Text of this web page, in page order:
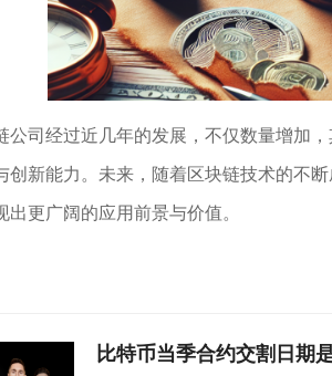
公司经过近几年的发展，不仅数量增加
创新能力。未来，随着区块链技术的不
更广阔的应用前景与价值。
比特币当季合约交割日期